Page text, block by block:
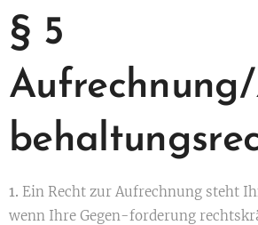
§ 5
1. Ein Recht zur Aufrechnung steht
wenn Ihre Gegen-forderung